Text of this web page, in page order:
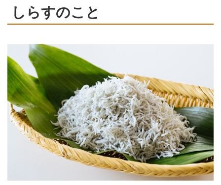
しらすのこと